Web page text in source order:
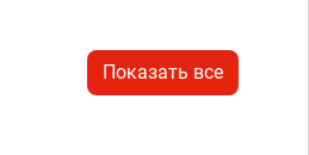
Показать все